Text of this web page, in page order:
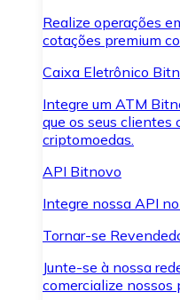
Realize operações
cotações premium
Caixa Eletrônico
Integre um ATM
que os seus clientes
criptomoedas.
API Bitnovo
Integre nossa API
Tornar-se
Junte-se à nossa
comercialize nossos